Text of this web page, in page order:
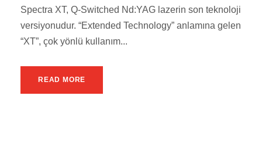
Spectra XT, Q-Switched Nd:YAG lazerin son teknoloji
versiyonudur. “Extended Technology” anlamına gelen
“XT”, çok yönlü kullanım...
READ MORE